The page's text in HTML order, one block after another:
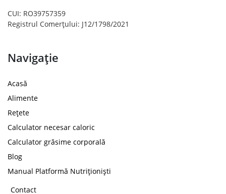
CUI: RO39757359
Registrul Comerțului: J12/1798/2021
Navigație
Acasă
Alimente
Rețete
Calculator necesar caloric
Calculator grăsime corporală
Blog
Manual Platformă Nutriționiști
Contact